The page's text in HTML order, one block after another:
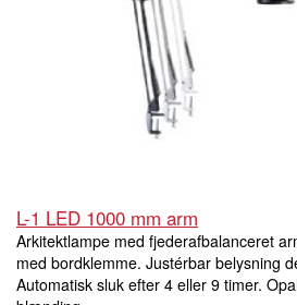
L-1 LED 1000 mm arm
Arkitektlampe med fjederafbalanceret
med bordklemme. Justérbar belysning
Automatisk sluk efter 4 eller 9 timer.